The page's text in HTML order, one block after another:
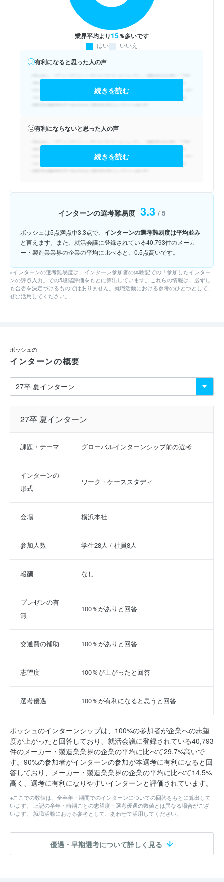
業界平均より15％多いです
はい いいえ
有利になると思った人の声
続きを読む
有利にならないと思った人の声
続きを読む
インターンの選考難易度 3.3 / 5
ボッシュは5点満点中3.3点で、 インターンの選考難易度は平均並み
と言えます。また、就活会議に登録されている40,793件のメーカ
ー・製造業業界の企業の平均に比べると、0.5点高いです。
※インターンの選考難易度は、インターン参加者の体験記での「参加したインター
ンの評点入力」での5段階評価をもとに算出しています。これらの情報は、必ずし
も合否を決定づけるものではありません。就職活動における参考のひとつとして、
ぜひ活用してください。
ボッシュの
インターンの概要
27卒 夏インターン
課題・テーマ グローバルインターンシップ前の選考
インターンの
形式
ワーク・ケーススタディ
会場 横浜本社
参加人数 学生28人 / 社員8人
報酬 なし
プレゼンの有
無
100％がありと回答
交通費の補助 100％がありと回答
志望度 100％が上がったと回答
選考優遇 100％が有利になると思うと回答
ボッシュのインターンシップは、100%の参加者が企業への志望
度が上がったと回答しており、就活会議に登録されている40,793
件のメーカー・製造業業界の企業の平均に比べて29.7%高いで
す。90%の参加者がインターンの参加が本選考に有利になると回
答しており、メーカー・製造業業界の企業の平均に比べて14.5%
高く、選考に有利になりやすいインターンと評価されています。
※ここでの数値は、全卒年・期間でのインターンについての回答をもとに算出して
います。 上記の卒年・時期ごとの志望度・選考優遇の数値とは異なる場合がござ
います。 就職活動における参考として、あわせて活用してください。
優遇・早期選考について詳しく見る